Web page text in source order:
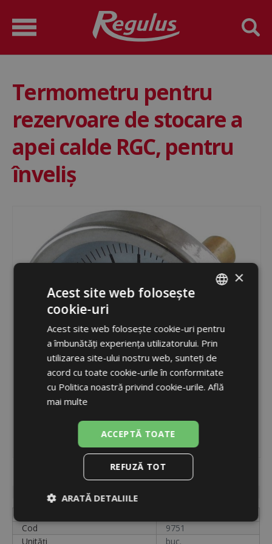
Termometru pentru
rezervoare de stocare a
apei calde RGC, pentru
înveliş
9751
Disponibilitate
Cod
9751
Unități
buc.
ENGLISH
×
Acest site web folosește
cookie-uri
Acest site web folosește cookie-uri pentru
a îmbunătăți experiența utilizatorului. Prin
utilizarea site-ului nostru web, sunteți de
acord cu toate cookie-urile în conformitate
cu Politica noastră privind cookie-urile. Află
mai multe
ACCEPTĂ TOATE
REFUZĂ TOT
ARATĂ DETALIILE
Strict
necesare
De
performanță
De
targetare